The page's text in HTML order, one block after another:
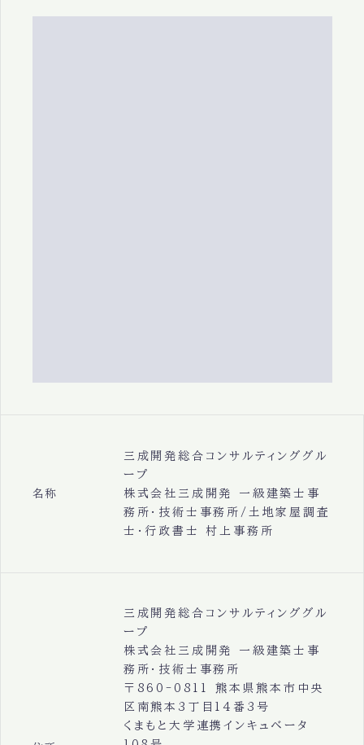
名称
三成開発総合コンサルティンググル
ープ
株式会社三成開発 一級建築士事
務所・技術士事務所/土地家屋調査
士・行政書士 村上事務所
三成開発総合コンサルティンググル
ープ
株式会社三成開発 一級建築士事
務所・技術士事務所
〒860-0811 熊本県熊本市中央
区南熊本3丁目14番3号
くまもと大学連携インキュベータ